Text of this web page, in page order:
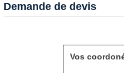
Demande de devis
Vos